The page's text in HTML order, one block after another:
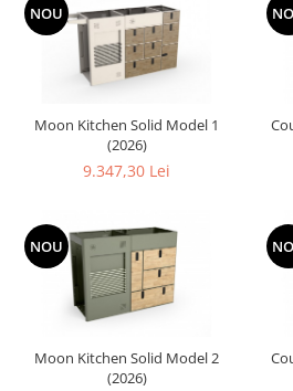
NOU
Moon Kitchen Solid Model 1
(2026)
9.347,30 Lei
NOU
Moon Kitchen Solid Model 2
(2026)